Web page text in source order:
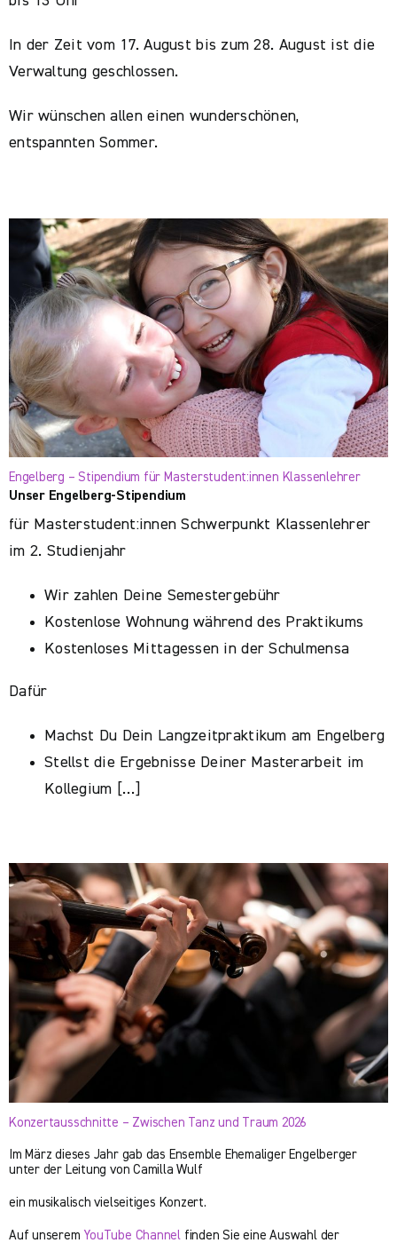
In der Zeit vom 17. August bis zum 28. August ist die
Verwaltung geschlossen.
Wir wünschen allen einen wunderschönen,
entspannten Sommer.
Engelberg – Stipendium für Masterstudent:innen Klassenlehrer
Unser Engelberg-Stipendium
für Masterstudent:innen Schwerpunkt Klassenlehrer
im 2. Studienjahr
Wir zahlen Deine Semestergebühr
Kostenlose Wohnung während des Praktikums
Kostenloses Mittagessen in der Schulmensa
Dafür
Machst Du Dein Langzeitpraktikum am Engelberg
Stellst die Ergebnisse Deiner Masterarbeit im
Kollegium […]
Konzertausschnitte – Zwischen Tanz und Traum 2026
Im März dieses Jahr gab das Ensemble Ehemaliger Engelberger
unter der Leitung von Camilla Wulf
ein musikalisch vielseitiges Konzert.
Auf unserem YouTube Channel finden Sie eine Auswahl der